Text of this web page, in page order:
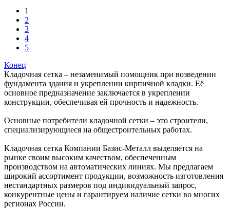
1
2
3
4
5
Конец
Кладочная сетка – незаменимый помощник при возведении
фундамента здания и укреплении кирпичной кладки. Её
основное предназначение заключается в укреплении
конструкции, обеспечивая ей прочность и надежность.
Основные потребители кладочной сетки – это строители,
специализирующиеся на общестроительных работах.
Кладочная сетка Компании Базис-Металл выделяется на
рынке своим высоким качеством, обеспеченным
производством на автоматических линиях. Мы предлагаем
широкий ассортимент продукции, возможность изготовления
нестандартных размеров под индивидуальный запрос,
конкурентные цены и гарантируем наличие сетки во многих
регионах России.